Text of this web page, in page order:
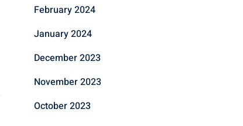
February 2024
January 2024
December 2023
November 2023
October 2023